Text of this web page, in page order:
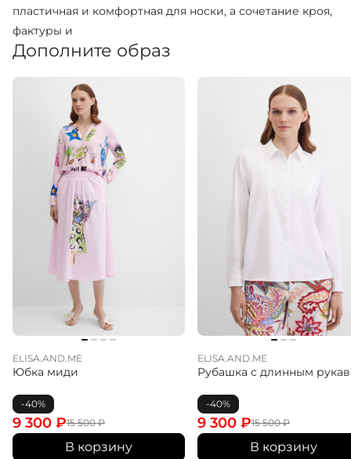
пластичная и комфортная для носки, а сочетание кроя,
фактуры и
Дополните образ
ELISA.AND.ME
Юбка миди
-40%
15 500₽
9 300 ₽
В корзину
ELISA.AND.ME
Рубашка с длинным
-40%
15 500₽
9 300 ₽
В корзину